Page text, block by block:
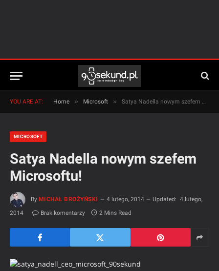
YOU ARE AT: Home » Microsoft » Satya Nadella nowym szefem Microsoftu!
MICROSOFT
Satya Nadella nowym szefem
Microsoftu!
By MICHAŁ BROŻYŃSKI 4 lutego, 2014 Updated: 4 lutego,
2014
Brak komentarzy 2 Mins Read